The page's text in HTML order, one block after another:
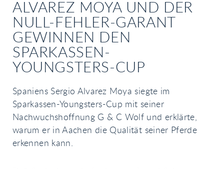
ALVAREZ MOYA UND DER
NULL-FEHLER-GARANT
GEWINNEN DEN
SPARKASSEN-
YOUNGSTERS-CUP
Spaniens Sergio Alvarez Moya siegte im
Sparkassen-Youngsters-Cup mit seiner
Nachwuchshoffnung G & C Wolf und erklärte,
warum er in Aachen die Qualität seiner Pferde
erkennen kann.